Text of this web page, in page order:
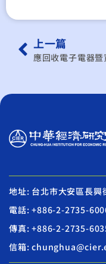
上一篇
地址: 台北市大安區長興
電話: +886-2-2735-
傳真: +886-2-2735-
信箱: